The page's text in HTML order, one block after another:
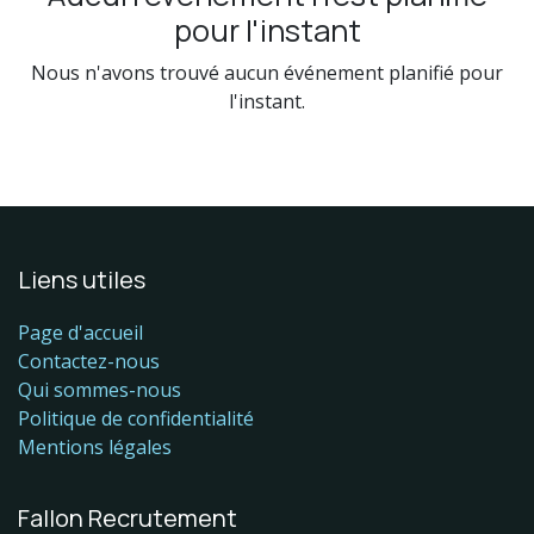
pour l'instant
Nous n'avons trouvé aucun événement planifié pour
l'instant.
Liens utiles
Page d'accueil
Contactez-nous
Qui sommes-nous
Politique de confidentialité
Mentions légales
Fallon Recrutement